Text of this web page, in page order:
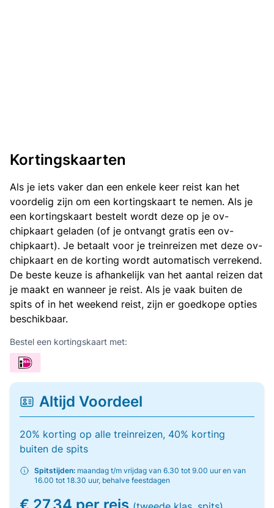
Kortingskaarten
Als je iets vaker dan een enkele keer reist kan het
voordelig zijn om een kortingskaart te nemen. Als je
een kortingskaart bestelt wordt deze op je ov-
chipkaart geladen (of je ontvangt gratis een ov-
chipkaart). Je betaalt voor je treinreizen met deze ov-
chipkaart en de korting wordt automatisch verrekend.
De beste keuze is afhankelijk van het aantal reizen dat
je maakt en wanneer je reist. Als je vaak buiten de
spits of in het weekend reist, zijn er goedkope opties
beschikbaar.
Bestel een kortingskaart met:
Altijd Voordeel
20% korting op alle treinreizen, 40% korting
buiten de spits
Spitstijden: maandag t/m vrijdag van 6.30 tot 9.00 uur en van
16.00 tot 18.30 uur, behalve feestdagen